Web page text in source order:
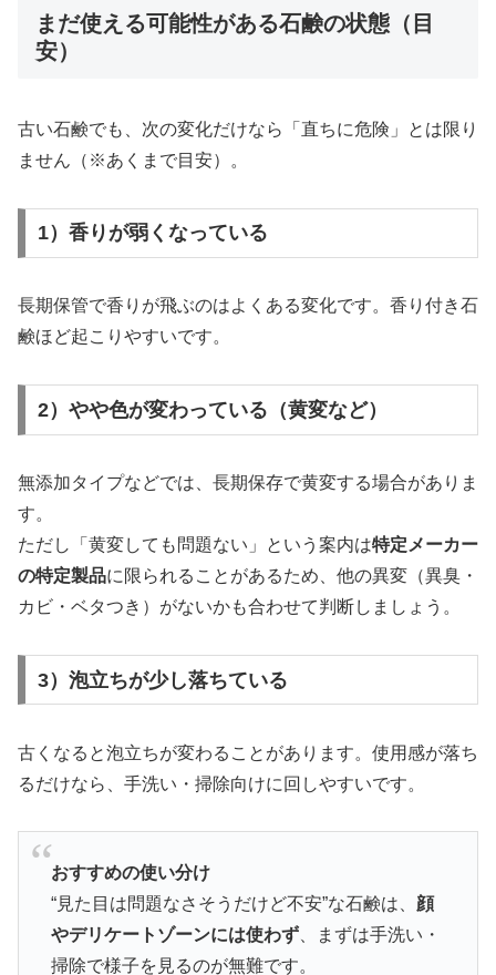
まだ使える可能性がある石鹸の状態（目
安）
古い石鹸でも、次の変化だけなら「直ちに危険」とは限り
ません（※あくまで目安）。
1）香りが弱くなっている
長期保管で香りが飛ぶのはよくある変化です。香り付き石
鹸ほど起こりやすいです。
2）やや色が変わっている（黄変など）
無添加タイプなどでは、長期保存で黄変する場合がありま
す。
ただし「黄変しても問題ない」という案内は特定メーカー
の特定製品に限られることがあるため、他の異変（異臭・
カビ・ベタつき）がないかも合わせて判断しましょう。
3）泡立ちが少し落ちている
古くなると泡立ちが変わることがあります。使用感が落ち
るだけなら、手洗い・掃除向けに回しやすいです。
おすすめの使い分け
“見た目は問題なさそうだけど不安”な石鹸は、 顔
やデリケートゾーンには使わず、まずは手洗い・
掃除で様子を見るのが無難です。